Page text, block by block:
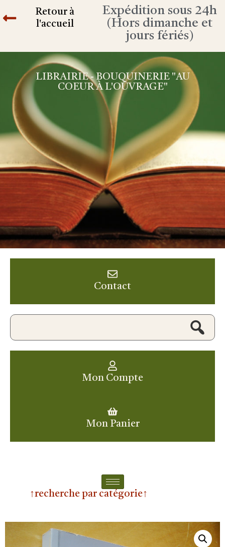
Retour à
l'accueil
Expédition sous 24h
(Hors dimanche et
jours fériés)
LIBRAIRIE - BOUQUINERIE "AU
COEUR À L'OUVRAGE"
Contact
Mon Compte
Mon Panier
↑recherche par catégorie↑